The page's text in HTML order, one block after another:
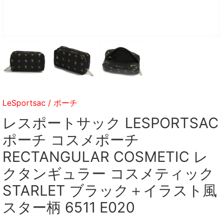
LeSportsac / ポーチ
レスポートサック LESPORTSAC
ポーチ コスメポーチ
RECTANGULAR COSMETIC レ
クタンギュラー コスメティック
STARLET ブラック＋イラスト風
スター柄 6511 E020